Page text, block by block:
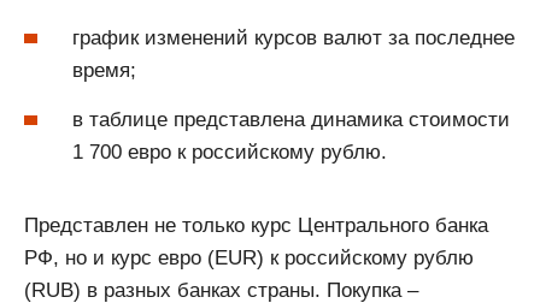
график изменений курсов валют за последнее
время;
в таблице представлена динамика стоимости
1 700 евро к российскому рублю.
Представлен не только курс Центрального банка
РФ, но и курс евро (EUR) к российскому рублю
(RUB) в разных банках страны. Покупка –